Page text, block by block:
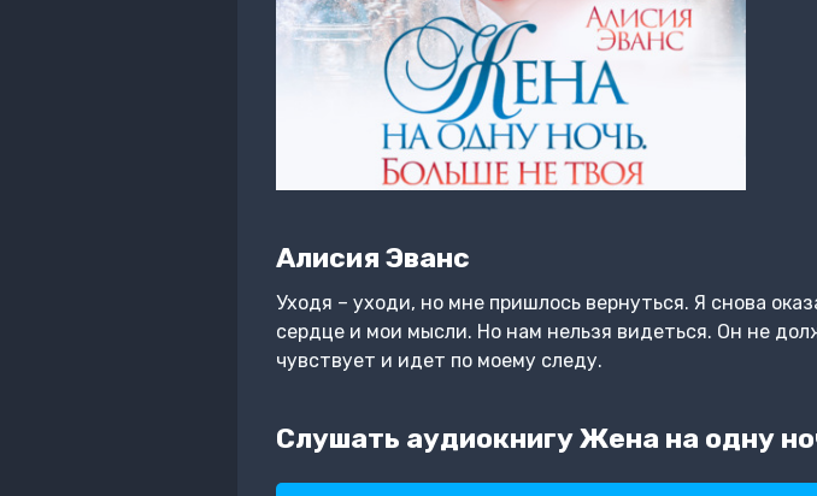
Алисия Эванс
Уходя – уходи, но мне пришлось вернуться. Я снова
сердце и мои мысли. Но нам нельзя видеться. Он не
чувствует и идет по моему следу.
Слушать аудиокнигу Жена на одну